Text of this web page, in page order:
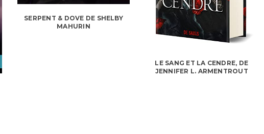
SERPENT & DOVE DE SHELBY
MAHURIN
LE SANG ET LA CENDRE, DE
JENNIFER L. ARMENTROUT